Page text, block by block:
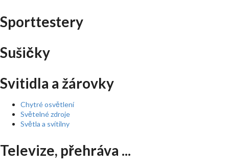
Sporttestery
Sušičky
Svitidla a žárovky
Chytré osvětlení
Světelné zdroje
Světla a svítilny
Televize, přehráva ...